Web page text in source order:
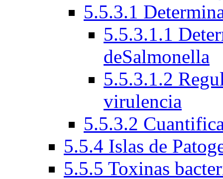
5.5.3.1
5.5.3.1.1
deSalmonella
5.5.3.1.2
virulencia
5.5.3.2
5.5.4 Islas de
5.5.5 Toxinas